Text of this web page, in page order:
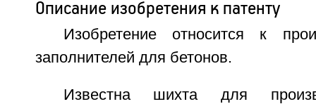
Описание изобретения к патенту
Изобретение относится к
заполнителей для бетонов.
Известна шихта для